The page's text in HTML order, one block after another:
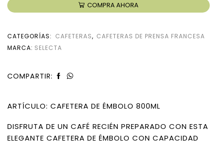
COMPRA AHORA
CATEGORÍAS: CAFETERAS, CAFETERAS DE PRENSA FRANCESA
MARCA: SELECTA
COMPARTIR:
ARTÍCULO: CAFETERA DE ÉMBOLO 800ML
DISFRUTA DE UN CAFÉ RECIÉN PREPARADO CON ESTA
ELEGANTE CAFETERA DE ÉMBOLO CON CAPACIDAD